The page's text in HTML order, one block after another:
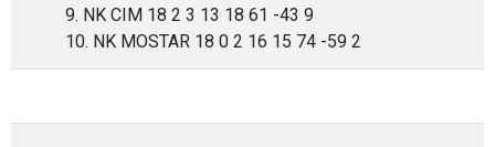
9. NK CIM 18 2 3 13 18 61 -43 9
10. NK MOSTAR 18 0 2 16 15 74 -59 2